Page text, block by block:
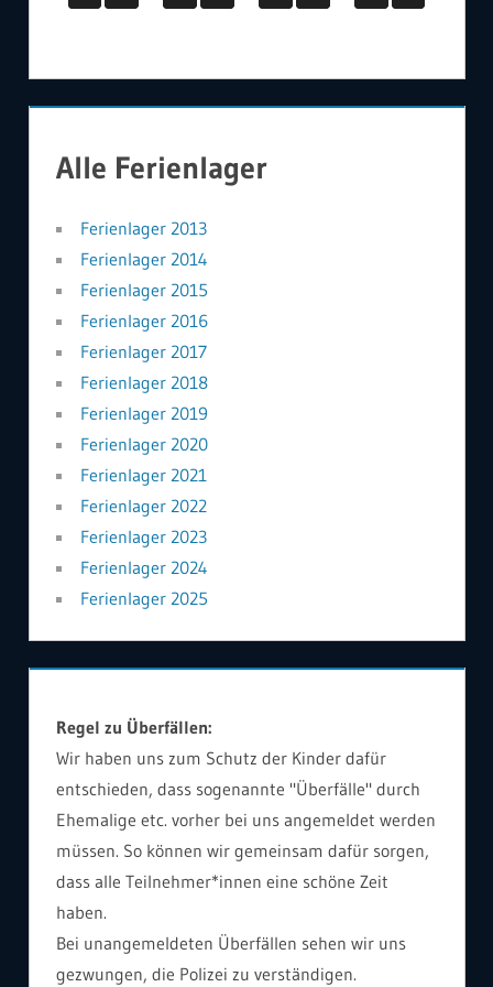
Alle Ferienlager
Ferienlager 2013
Ferienlager 2014
Ferienlager 2015
Ferienlager 2016
Ferienlager 2017
Ferienlager 2018
Ferienlager 2019
Ferienlager 2020
Ferienlager 2021
Ferienlager 2022
Ferienlager 2023
Ferienlager 2024
Ferienlager 2025
Regel zu Überfällen:
Wir haben uns zum Schutz der Kinder dafür
entschieden, dass sogenannte "Überfälle" durch
Ehemalige etc. vorher bei uns angemeldet werden
müssen. So können wir gemeinsam dafür sorgen,
dass alle Teilnehmer*innen eine schöne Zeit
haben.
Bei unangemeldeten Überfällen sehen wir uns
gezwungen, die Polizei zu verständigen.